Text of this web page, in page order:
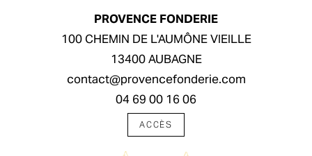
PROVENCE FONDERIE
100 CHEMIN DE L'AUMÔNE VIEILLE
13400 AUBAGNE
contact@provencefonderie.com
04 69 00 16 06
ACCÈS